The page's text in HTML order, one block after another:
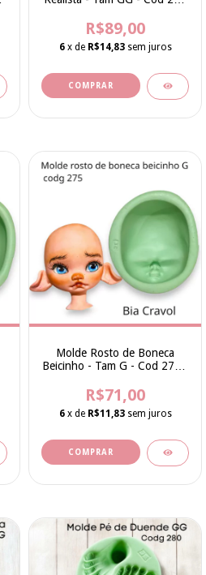
R$89,00
6 x de R$14,83 sem juros
Molde Rosto de Boneca
Beicinho - Tam G - Cod 275 -
R$71,00
6 x de R$11,83 sem juros